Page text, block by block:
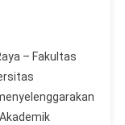
– Fakultas